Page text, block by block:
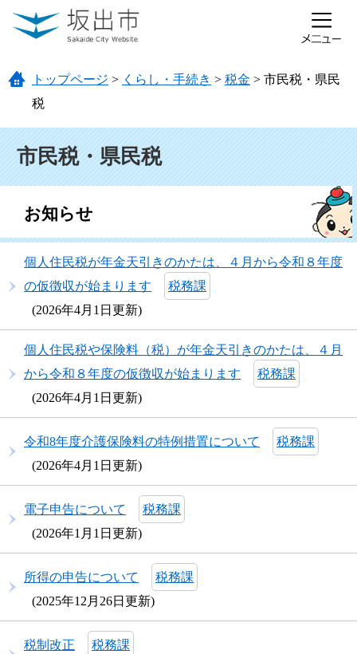
ページの先頭です。
メニューを飛ばして本文へ
トップページ > くらし・手続き > 税金 > 市民税・県民
税
市民税・県民税
お知らせ
個人住民税が年金天引きのかたは、４月から令和８年度
の仮徴収が始まります
税務課
2026年4月1日更新
個人住民税や保険料（税）が年金天引きのかたは、４月
から令和８年度の仮徴収が始まります
税務課
2026年4月1日更新
​令和8年度介護保険料の特例措置について
税務課
2026年4月1日更新
電子申告について
税務課
2026年1月1日更新
所得の申告について
税務課
2025年12月26日更新
税制改正
税務課